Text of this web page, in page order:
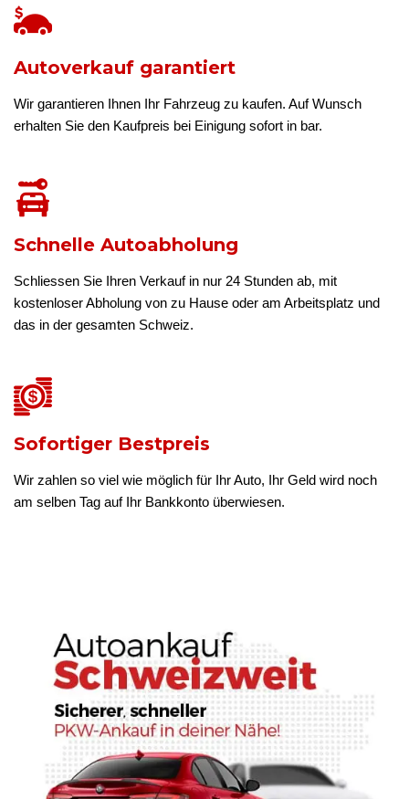
Autoverkauf garantiert
Wir garantieren Ihnen Ihr Fahrzeug zu kaufen. Auf Wunsch
erhalten Sie den Kaufpreis bei Einigung sofort in bar.
Schnelle Autoabholung
Schliessen Sie Ihren Verkauf in nur 24 Stunden ab, mit
kostenloser Abholung von zu Hause oder am Arbeitsplatz und
das in der gesamten Schweiz.
Sofortiger Bestpreis
Wir zahlen so viel wie möglich für Ihr Auto, Ihr Geld wird noch
am selben Tag auf Ihr Bankkonto überwiesen.